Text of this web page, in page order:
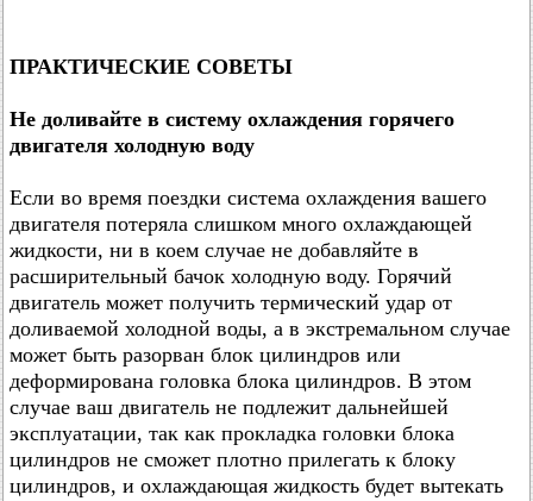
ПРАКТИЧЕСКИЕ СОВЕТЫ
Не доливайте в систему охлаждения горячего
двигателя холодную воду
Если во время поездки система охлаждения вашего
двигателя потеряла слишком много охлаждающей
жидкости, ни в коем случае не добавляйте в
расширительный бачок холодную воду. Горячий
двигатель может получить термический удар от
доливаемой холодной воды, а в экстремальном случае
может быть разорван блок цилиндров или
деформирована головка блока цилиндров. В этом
случае ваш двигатель не подлежит дальнейшей
эксплуатации, так как прокладка головки блока
цилиндров не сможет плотно прилегать к блоку
цилиндров, и охлаждающая жидкость будет вытекать